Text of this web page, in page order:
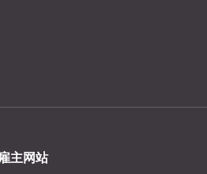
主网站